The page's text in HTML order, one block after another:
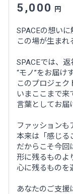
5,000 円
SPACEの想いに
この場が生まれ
SPACEでは、
“モノ”をお届け
このプロジェク
いまここまで来
言葉としてお届
ファッションも
本来は「感じる
だからこそ今回
形に残るものよ
心に残るものを
あなたのご支援